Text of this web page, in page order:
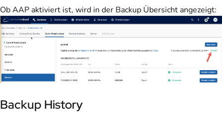
Ob AAP aktiviert ist, wird in der Backup Übersicht angezeigt:
Backup History